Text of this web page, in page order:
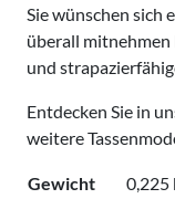
Sie wünschen sich
überall mitnehmen
und
Entdecken Sie in
weitere
Gewicht 0,225